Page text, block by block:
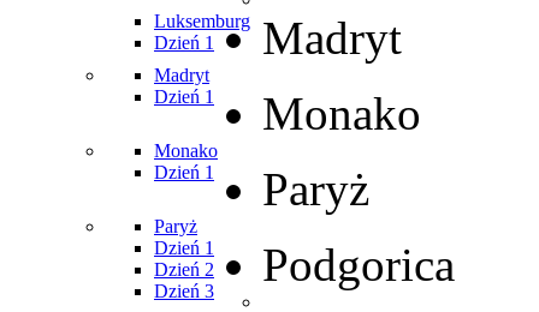
Luksemburg
Dzień 1
Madryt
Madryt
Dzień 1
Monako
Monako
Dzień 1
Paryż
Paryż
Dzień 1
Dzień 2
Dzień 3
Podgorica